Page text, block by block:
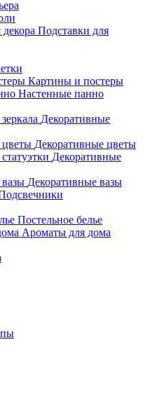
Подставки для
Картины и постеры
Настенные панно
Декоративные
Декоративные цветы
Декоративные
Декоративные вазы
Постельное белье
Ароматы для дома